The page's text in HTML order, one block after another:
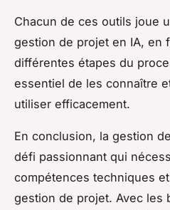
Chacun de ces outils joue
gestion de projet en IA, en
différentes étapes du
essentiel de les connaître
utiliser efficacement.
En conclusion, la gestion
défi passionnant qui
compétences techniques
gestion de projet. Avec les